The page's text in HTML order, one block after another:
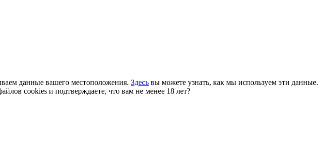
данные вашего местоположения. Здесь вы можете узнать, как мы используем эти данные.
cookies и подтверждаете, что вам не менее 18 лет?